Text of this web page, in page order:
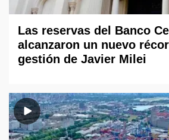
Las reservas del Banco
alcanzaron un nuevo
gestión de Javier Milei